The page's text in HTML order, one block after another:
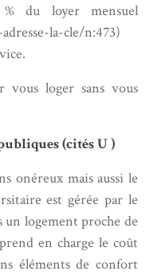
du loyer mensuel
la-cle/n:473)
vous loger sans vous
(cités U )
onéreux mais aussi le
est gérée par le
logement proche de
en charge le coût
éléments de confort